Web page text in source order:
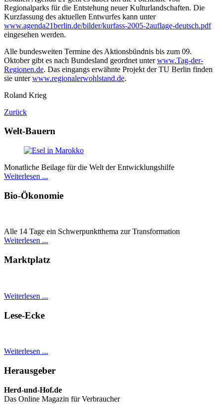
Regionalparks für die Entstehung neuer Kulturlandschaften. Die
Kurzfassung des aktuellen Entwurfes kann unter
www.agenda21berlin.de/bilder/kurfass-2005-2auflage-deutsch.pdf
eingesehen werden.
Alle bundesweiten Termine des Aktionsbündnis bis zum 09.
Oktober gibt es nach Bundesland geordnet unterwww.Tag-der-
Regionen.de. Das eingangs erwähnte Projekt der TU Berlin finden
sie unterwww.regionalerwohlstand.de.
Roland Krieg
Zurück
Welt-Bauern
Monatliche Beilage für die Welt der Entwicklungshilfe
Weiterlesen ...
Bio-Ökonomie
Alle 14 Tage ein Schwer­punkt­thema zur Transformation
Weiterlesen ...
Marktplatz
Weiterlesen ...
Lese-Ecke
Weiterlesen ...
Herausgeber
Herd-und-Hof.de
Das Online Magazin für Verbraucher